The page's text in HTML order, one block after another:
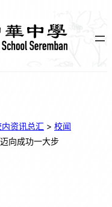
内资讯总汇 > 校闻
向成功一大步